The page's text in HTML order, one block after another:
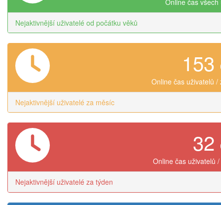
Nejaktivnější uživatelé od počátku věků
153
Online čas uživatelů /
Nejaktivnější uživatelé za měsíc
32
Online čas uživatelů
Nejaktivnější uživatelé za týden